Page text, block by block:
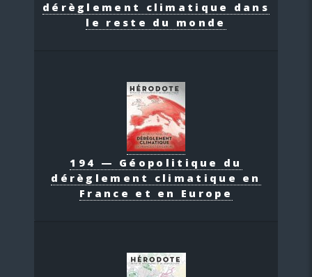
dérèglement climatique dans
le reste du monde
194 — Géopolitique du
dérèglement climatique en
France et en Europe